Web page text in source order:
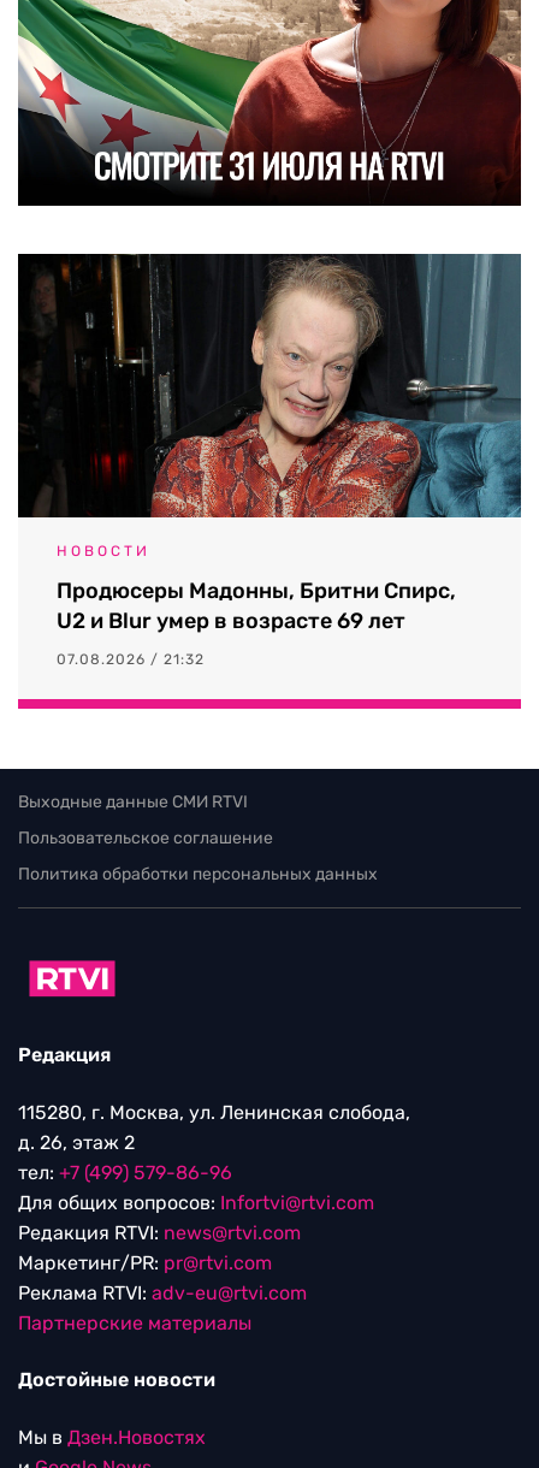
НОВОСТИ
Продюсеры Мадонны, Бритни Спирс,
U2 и Blur умер в возрасте 69 лет
07.08.2026 / 21:32
Выходные данные СМИ RTVI
Пользовательское соглашение
Политика обработки персональных данных
Редакция
115280, г. Москва, ул. Ленинская слобода,
д. 26, этаж 2
тел: +7 (499) 579-86-96
Для общих вопросов: Infortvi@rtvi.com
Редакция RTVI: news@rtvi.com
Маркетинг/PR: pr@rtvi.com
Реклама RTVI: adv-eu@rtvi.com
Партнерские материалы
Достойные новости
Мы в Дзен.Новостях